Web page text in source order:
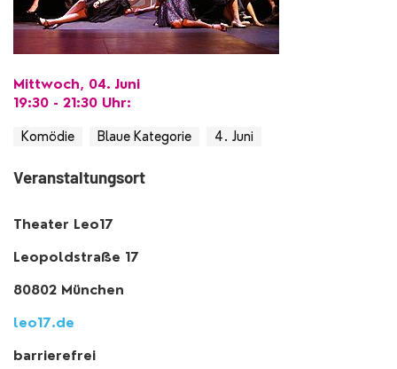
Mittwoch, 04. Juni
19:30 - 21:30 Uhr:
Komödie Blaue Kategorie 4. Juni
Veranstaltungsort
Theater Leo17
Leopoldstraße 17
80802 München
leo17.de
barrierefrei